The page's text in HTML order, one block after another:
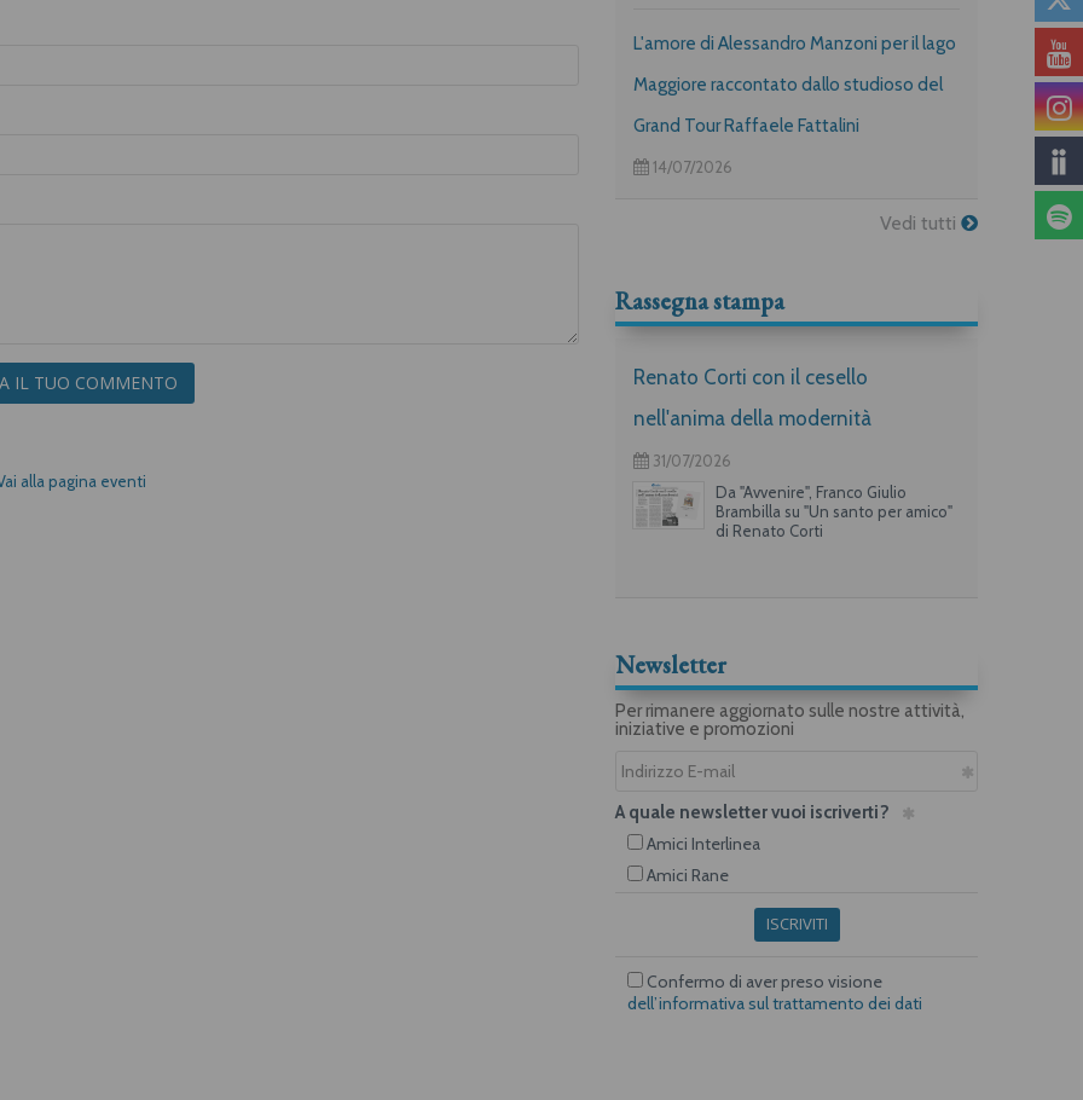
IL TUO COMMENTO
alla pagina eventi
L'amore di Alessandro Manzoni per il lago
Maggiore raccontato dallo studioso del
Grand Tour Raffaele Fattalini
14/07/2026
Vedi tutti
Rassegna stampa
Renato Corti con il cesello
nell'anima della modernità
31/07/2026
Da "Avvenire", Franco Giulio
Brambilla su "Un santo per amico"
di Renato Corti
Newsletter
Per rimanere aggiornato sulle nostre attività,
iniziative e promozioni
A quale newsletter vuoi iscriverti?
Amici Interlinea
Amici Rane
ISCRIVITI
Confermo di aver preso visione
dell’informativa sul trattamento dei dati